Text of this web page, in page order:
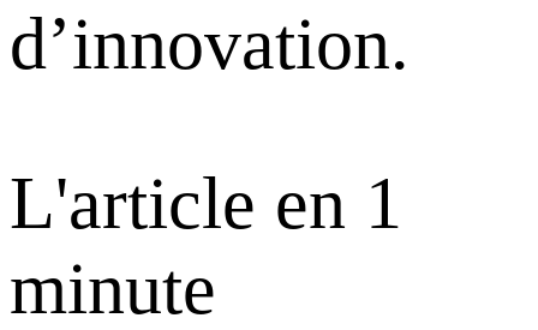
d’innovation.
L'article en 1
minute